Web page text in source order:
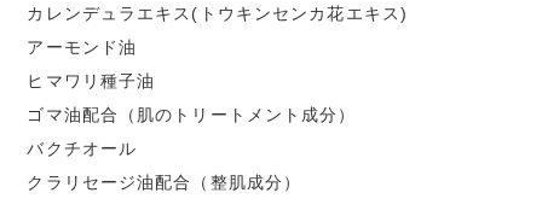
カレンデュラエキス(トウキンセンカ花エキス)
アーモンド油
ヒマワリ種子油
ゴマ油配合（肌のトリートメント成分）
バクチオール
クラリセージ油配合（整肌成分）